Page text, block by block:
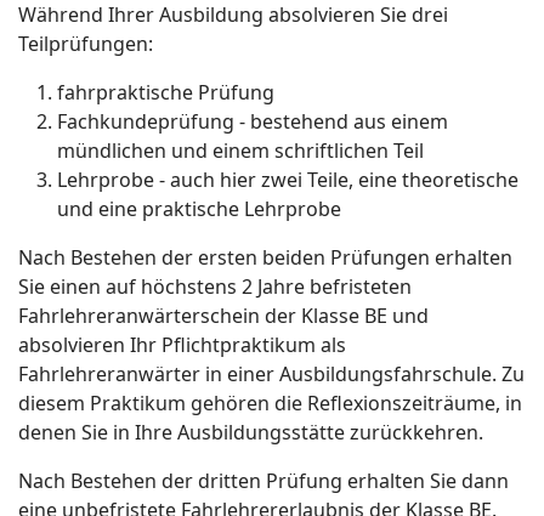
Während Ihrer Ausbildung absolvieren Sie drei
Teilprüfungen:
fahrpraktische Prüfung
Fachkundeprüfung - bestehend aus einem
mündlichen und einem schriftlichen Teil
Lehrprobe - auch hier zwei Teile, eine theoretische
und eine praktische Lehrprobe
Nach Bestehen der ersten beiden Prüfungen erhalten
Sie einen auf höchstens 2 Jahre befristeten
Fahrlehreranwärterschein der Klasse BE und
absolvieren Ihr Pflichtpraktikum als
Fahrlehreranwärter in einer Ausbildungsfahrschule. Zu
diesem Praktikum gehören die Reflexionszeiträume, in
denen Sie in Ihre Ausbildungsstätte zurückkehren.
Nach Bestehen der dritten Prüfung erhalten Sie dann
eine unbefristete Fahrlehrererlaubnis der Klasse BE.